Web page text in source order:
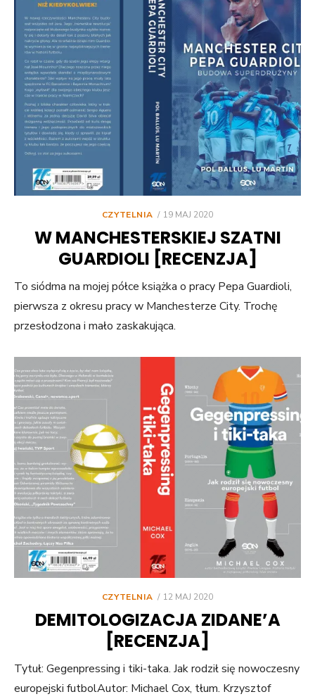
CZYTELNIA
POSTED
19 MAJ 2020
W MANCHESTERSKIEJ SZATNI
GUARDIOLI [RECENZJA]
To siódma na mojej półce książka o pracy Pepa Guardioli,
pierwsza z okresu pracy w Manchesterze City. Trochę
przesłodzona i mało zaskakująca.
CZYTELNIA
POSTED
12 MAJ 2020
DEMITOLOGIZACJA ZIDANE’A
[RECENZJA]
Tytuł: Gegenpressing i tiki-taka. Jak rodził się nowoczesny
europejski futbolAutor: Michael Cox, tłum. Krzysztof